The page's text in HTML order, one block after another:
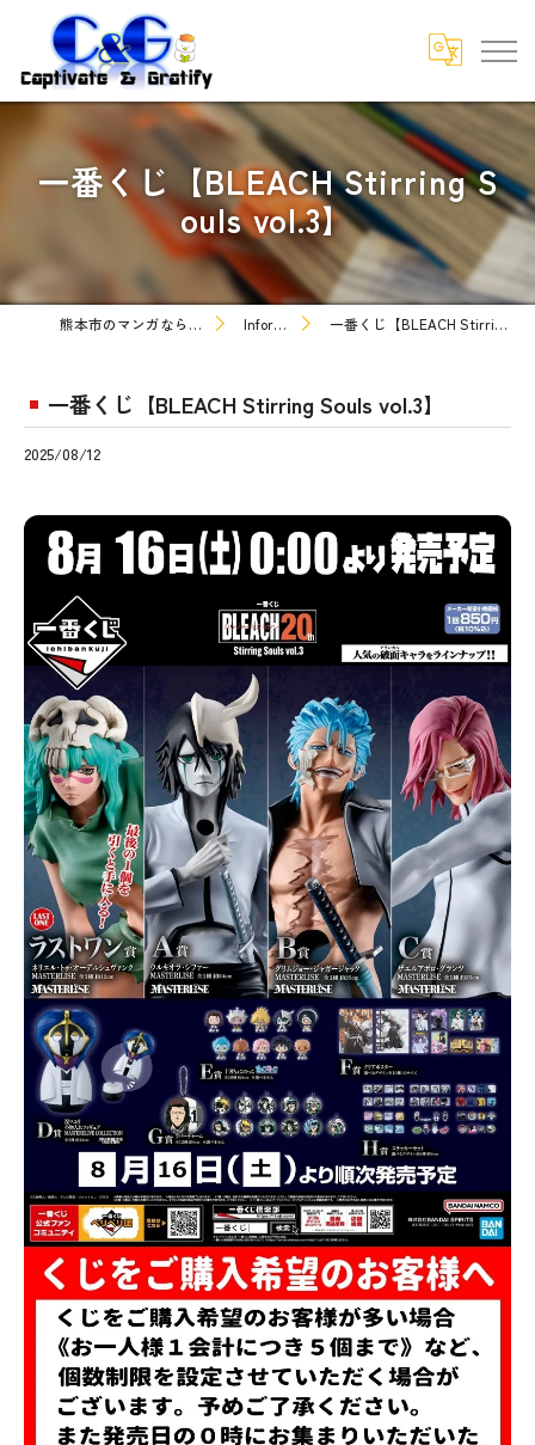
一番くじ【BLEACH Stirring S
ouls vol.3】
熊本市のマンガなら株式会社C&G Information 一番くじ【BLEACH Stirring Souls vol.3】
一番くじ【BLEACH Stirring Souls vol.3】
2025/08/12